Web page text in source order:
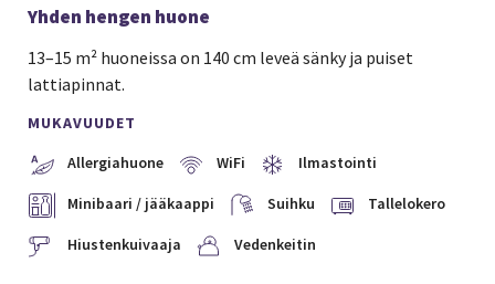
Yhden hengen huone
13–15 m² huoneissa on 140 cm leveä sänky ja puiset
lattiapinnat.
MUKAVUUDET
Allergiahuone
WiFi Ilmastointi
Minibaari / jääkaappi Suihku Tallelokero
Hiustenkuivaaja Vedenkeitin